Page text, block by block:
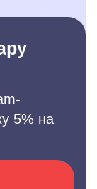
5% на